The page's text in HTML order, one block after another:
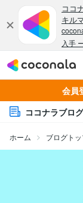
会員
ココナラブログ
ホーム ブログト